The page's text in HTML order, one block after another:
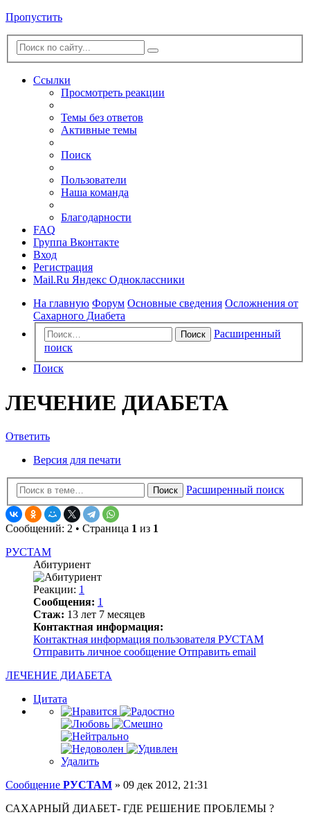
Пропустить
Ссылки
Просмотреть реакции
Темы без ответов
Активные темы
Поиск
Пользователи
Наша команда
Благодарности
FAQ
Группа Вконтакте
Вход
Регистрация
Mail.Ru Яндекс Одноклассники
На главную Форум Основные сведения Осложнения от
Сахарного Диабета
Поиск
Расширенный
поиск
Поиск
ЛЕЧЕНИЕ ДИАБЕТА
Ответить
Версия для печати
Поиск Расширенный поиск
Сообщений: 2 • Страница 1 из 1
РУСТАМ
Абитуриент
Реакции: 1
Сообщения: 1
Стаж: 13 лет 7 месяцев
Контактная информация:
Контактная информация пользователя РУСТАМ
Отправить личное сообщение Отправить email
ЛЕЧЕНИЕ ДИАБЕТА
Цитата
Удалить
Сообщение РУСТАМ » 09 дек 2012, 21:31
САХАРНЫЙ ДИАБЕТ- ГДЕ РЕШЕНИЕ ПРОБЛЕМЫ ?